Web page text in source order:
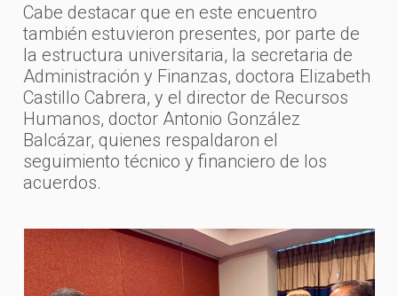
Cabe destacar que en este encuentro
también estuvieron presentes, por parte de
la estructura universitaria, la secretaria de
Administración y Finanzas, doctora Elizabeth
Castillo Cabrera, y el director de Recursos
Humanos, doctor Antonio González
Balcázar, quienes respaldaron el
seguimiento técnico y financiero de los
acuerdos.